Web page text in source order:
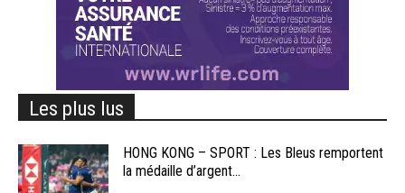
Les plus lus
HONG KONG – SPORT : Les Bleus remportent
la médaille d’argent...